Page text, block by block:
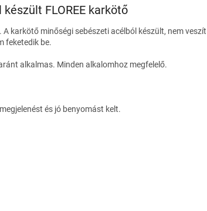
FLOREE karkötő
karkötő minőségi sebészeti acélból készült, nem veszít
feketedik be.
alkalmas. Minden alkalomhoz megfelelő.
és jó benyomást kelt.